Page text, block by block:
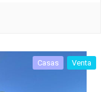
Casas Venta